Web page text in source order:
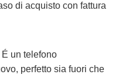
di acquisto con fattura
É un telefono
perfetto sia fuori che